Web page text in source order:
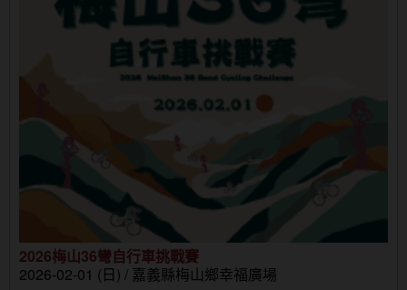
2026梅山36彎自行車挑戰賽
2026-02-01 (日) / 嘉義縣梅山鄉幸福廣場